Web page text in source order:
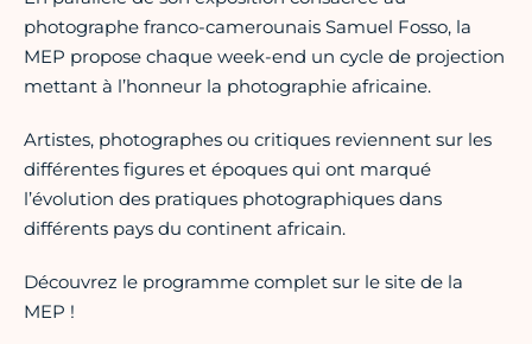
photographe franco-camerounais Samuel Fosso, la
MEP propose chaque week-end un cycle de projection
mettant à l’honneur la photographie africaine.
Artistes, photographes ou critiques reviennent sur les
différentes figures et époques qui ont marqué
l’évolution des pratiques photographiques dans
différents pays du continent africain.
Découvrez le programme complet sur le site de la
MEP !